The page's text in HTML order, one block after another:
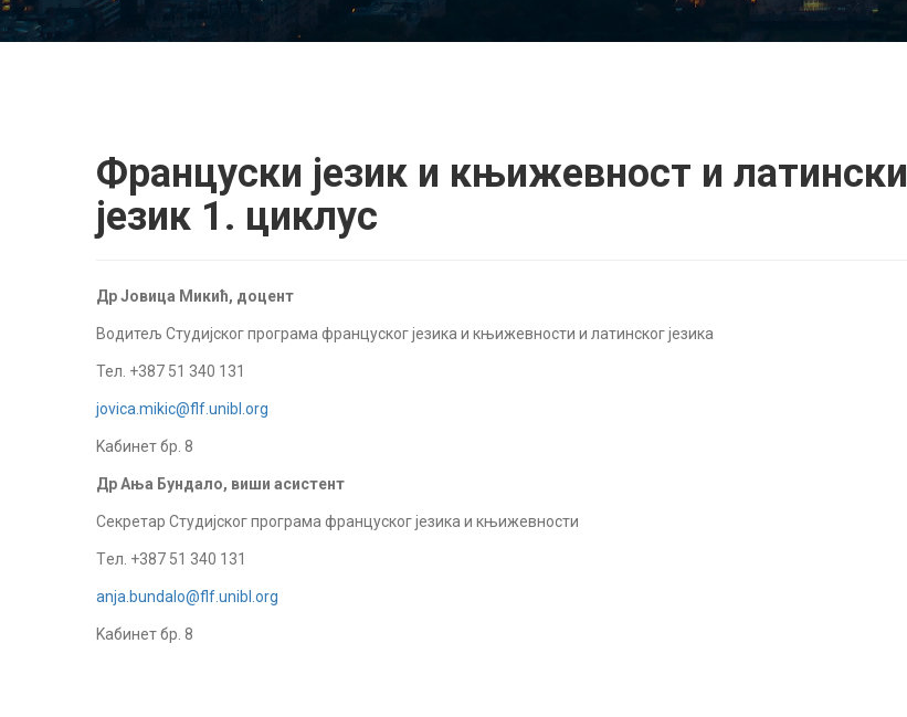
Француски језик и књижевност и латински
језик 1. циклус
Др Јовица Микић, доцент
Водитељ Студијског програма француског језика и књижевности и латинског језика
Тел. +387 51 340 131
jovica.mikic@flf.unibl.org
Kабинет бр. 8
Др Ања Бундало, виши асистент
Секретар Студијског програма француског језика и књижевности
Tел. +387 51 340 131
anja.bundalo@flf.unibl.org
Kабинет бр. 8